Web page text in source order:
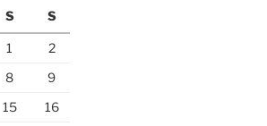
S S
1
2
8
9
15
16